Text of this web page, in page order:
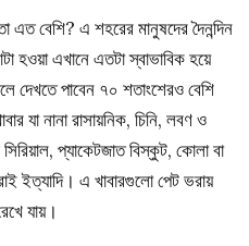
বেশি? এ শহরের মানুষদের দৈনন্দিন
হওয়া এখানে এতটা স্বাভাবিক হয়ে
দেখতে পাবেন ৭০ শতাংশেরও বেশি
যা নানা রাসায়নিক, চিনি, লবণ ও
প্যাকেটজাত বিস্কুট, কোলা বা
ইত্যাদি। এ খাবারগুলো পেট ভরায়
যায়।